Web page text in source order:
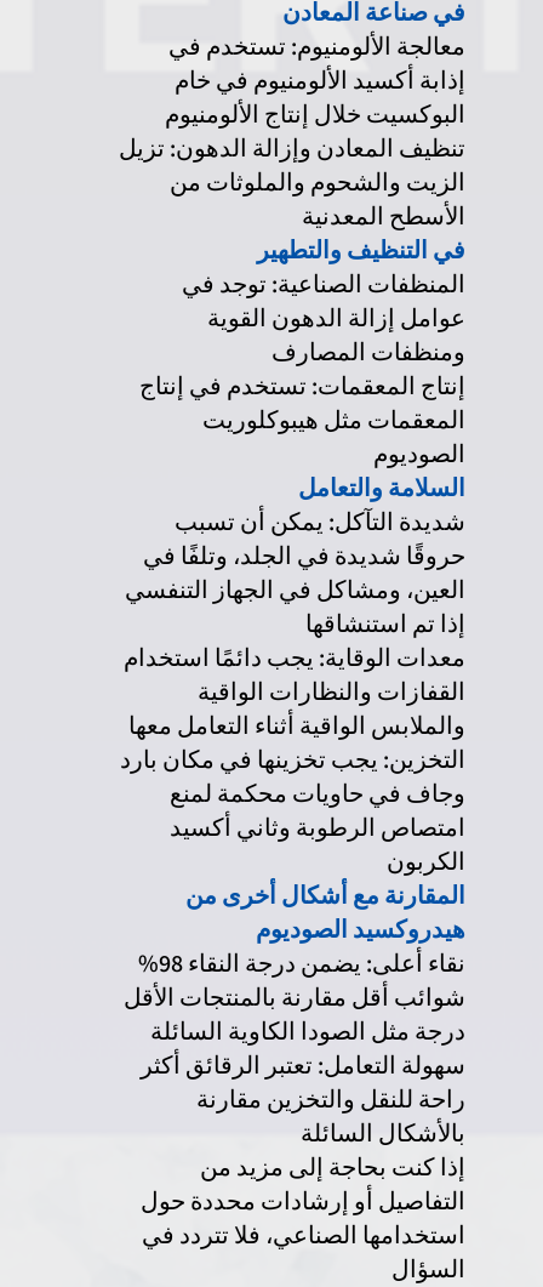
في صناعة المعادن
معالجة الألومنيوم: تستخدم في
إذابة أكسيد الألومنيوم في خام
البوكسيت خلال إنتاج الألومنيوم
تنظيف المعادن وإزالة الدهون: تزيل
الزيت والشحوم والملوثات من
الأسطح المعدنية
في التنظيف والتطهير
المنظفات الصناعية: توجد في
عوامل إزالة الدهون القوية
ومنظفات المصارف
إنتاج المعقمات: تستخدم في إنتاج
المعقمات مثل هيبوكلوريت
الصوديوم
السلامة والتعامل
شديدة التآكل: يمكن أن تسبب
حروقًا شديدة في الجلد، وتلفًا في
العين، ومشاكل في الجهاز التنفسي
إذا تم استنشاقها
معدات الوقاية: يجب دائمًا استخدام
القفازات والنظارات الواقية
والملابس الواقية أثناء التعامل معها
التخزين: يجب تخزينها في مكان بارد
وجاف في حاويات محكمة لمنع
امتصاص الرطوبة وثاني أكسيد
الكربون
المقارنة مع أشكال أخرى من
هيدروكسيد الصوديوم
نقاء أعلى: يضمن درجة النقاء 98%
شوائب أقل مقارنة بالمنتجات الأقل
درجة مثل الصودا الكاوية السائلة
سهولة التعامل: تعتبر الرقائق أكثر
راحة للنقل والتخزين مقارنة
بالأشكال السائلة
إذا كنت بحاجة إلى مزيد من
التفاصيل أو إرشادات محددة حول
استخدامها الصناعي، فلا تتردد في
السؤال